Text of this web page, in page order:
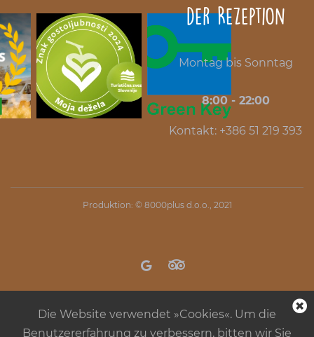
der Rezeption
Montag bis Sonntag
8:00 - 22:00
Kontakt: +386 51 219 393
Produktion: © 8000plus d.o.o. , 2021
Die Website verwendet »Cookies«. Um die
Benutzererfahrung zu verbessern, bitten wir Sie